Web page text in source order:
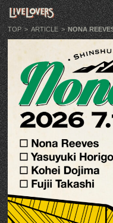
TOP > ARTICLE > NONA REEVESが今年も『